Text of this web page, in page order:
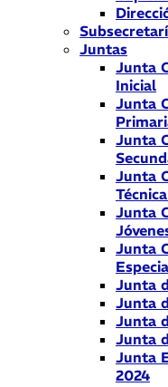
Juntas
Junta
Inicial
Junta
Junta
Junta
Junta
Junta
Junta
Junta
Junta
Junta
Junta
2024